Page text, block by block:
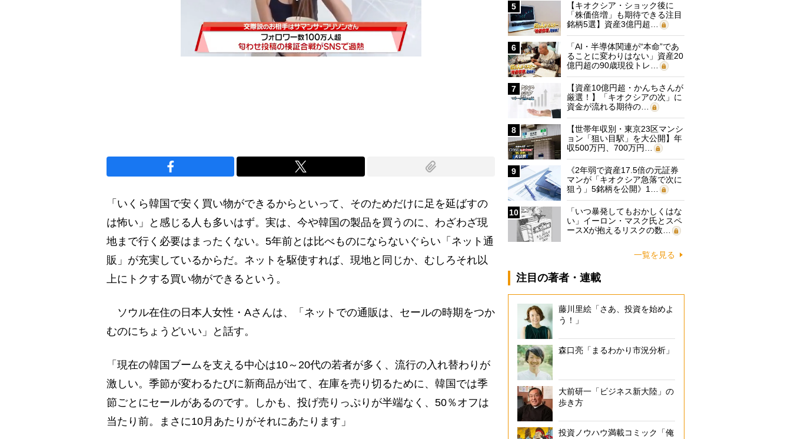
「いくら韓国で安く買い物ができるからといって、そのためだけに足を延ばすの
は怖い」と感じる人も多いはず。実は、今や韓国の製品を買うのに、わざわざ現
地まで行く必要はまったくない。5年前とは比べものにならないぐらい「ネット通
販」が充実しているからだ。ネットを駆使すれば、現地と同じか、むしろそれ以
上にトクする買い物ができるという。
ソウル在住の日本人女性・Aさんは、「ネットでの通販は、セールの時期をつか
むのにちょうどいい」と話す。
「現在の韓国ブームを支える中心は10～20代の若者が多く、流行の入れ替わりが
激しい。季節が変わるたびに新商品が出て、在庫を売り切るために、韓国では季
節ごとにセールがあるのです。しかも、投げ売りっぷりが半端なく、50％オフは
当たり前。まさに10月あたりがそれにあたります」
5
【キオクシア・ショック後に
「株価倍増」も期待できる注目
銘柄5選】資産3億円超…
6
「AI・半導体関連が“本命”であ
ることに変わりはない」資産20
億円超の90歳現役トレ…
7
【資産10億円超・かんちさんが
厳選！】「キオクシアの次」に
資金が流れる期待の…
8
【世帯年収別・東京23区マンシ
ョン「狙い目駅」を大公開】年
収500万円、700万円…
9
《2年弱で資産17.5倍の元証券
マンが「キオクシア急落で次に
狙う」5銘柄を公開》1…
10
「いつ暴発してもおかしくはな
い」イーロン・マスク氏とスペ
ースXが抱えるリスクの数…
一覧を見る
注目の著者・連載
藤川里絵「さあ、投資を始めよ
う！」
森口亮「まるわかり市況分析」
大前研一「ビジネス新大陸」の
歩き方
投資ノウハウ満載コミック「俺